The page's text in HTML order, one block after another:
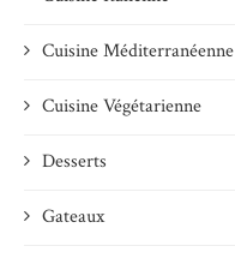
Cuisine Méditerranéenne
Cuisine Végétarienne
Desserts
Gateaux